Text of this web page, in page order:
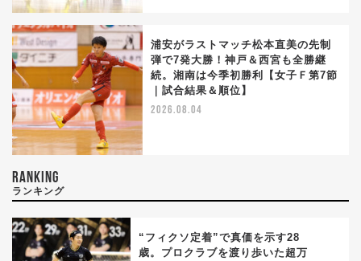
浦安がラストマッチ松本直美の先制
弾で7発大勝！神戸＆西宮も全勝継
続。湘南は今季初勝利【女子Ｆ第7節
｜試合結果＆順位】
2026.08.04
RANKING
ランキング
“フィクソ定着”で真価を示す28
歳。プロクラブを渡り歩いた超万